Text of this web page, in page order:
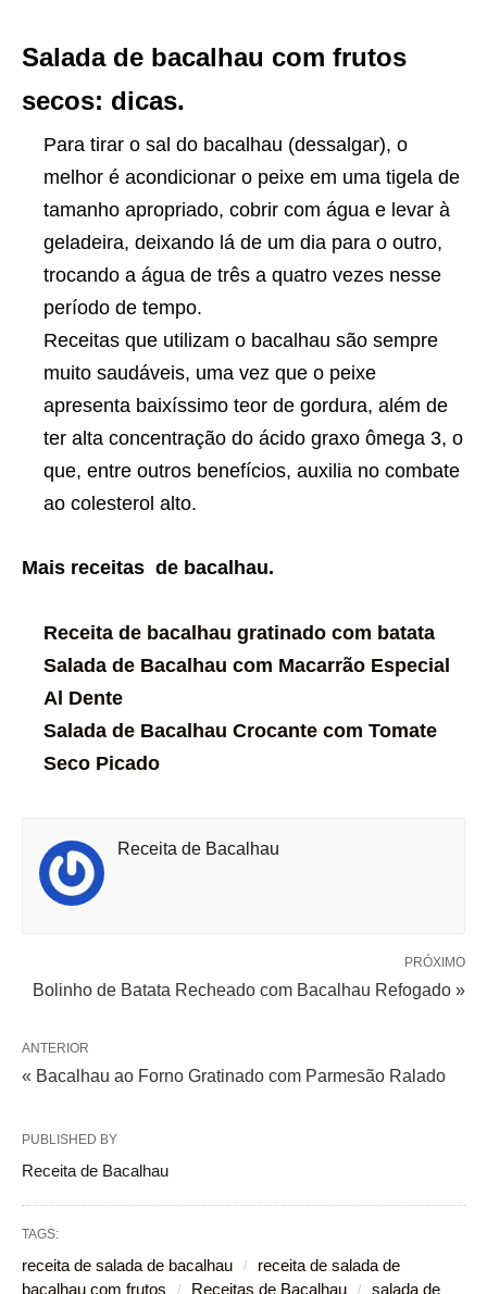
Salada de bacalhau com frutos
secos: dicas.
Para tirar o sal do bacalhau (dessalgar), o
melhor é acondicionar o peixe em uma tigela de
tamanho apropriado, cobrir com água e levar à
geladeira, deixando lá de um dia para o outro,
trocando a água de três a quatro vezes nesse
período de tempo.
Receitas que utilizam o bacalhau são sempre
muito saudáveis, uma vez que o peixe
apresenta baixíssimo teor de gordura, além de
ter alta concentração do ácido graxo ômega 3, o
que, entre outros benefícios, auxilia no combate
ao colesterol alto.
Mais receitas de bacalhau.
Receita de bacalhau gratinado com batata
Salada de Bacalhau com Macarrão Especial
Al Dente
Salada de Bacalhau Crocante com Tomate
Seco Picado
Receita de Bacalhau
PRÓXIMO
Bolinho de Batata Recheado com Bacalhau Refogado »
ANTERIOR
« Bacalhau ao Forno Gratinado com Parmesão Ralado
PUBLISHED BY
Receita de Bacalhau
TAGS:
receita de salada de bacalhau
receita de salada de
bacalhau com frutos
Receitas de Bacalhau salada de